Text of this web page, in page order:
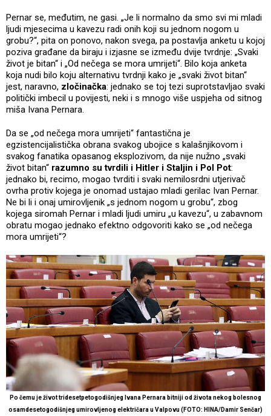
Pernar se, međutim, ne gasi. „Je li normalno da smo svi mi mladi
ljudi mjesecima u kavezu radi onih koji su jednom nogom u
grobu?“, pita on ponovo, nakon svega, pa postavlja anketu u kojoj
poziva građane da biraju i izjasne se između dvije tvrdnje: „Svaki
život je bitan“ i „Od nečega se mora umrijeti“. Bilo koja anketa
koja nudi bilo koju alternativu tvrdnji kako je „svaki život bitan“
jest, naravno, zločinačka: jednako se toj tezi suprotstavljao svaki
politički imbecil u povijesti, neki i s mnogo više uspjeha od sitnog
miša Ivana Pernara.
Da se „od nečega mora umrijeti“ fantastična je
egzistencijalistička obrana svakog ubojice s kalašnjikovom i
svakog fanatika opasanog eksplozivom, da nije nužno „svaki
život bitan“ razumno su tvrdili i Hitler i Staljin i Pol Pot:
jednako bi, recimo, mogao tvrditi i svaki nemilosrdni utjerivač
ovrha protiv kojega je onomad ustajao mladi gerilac Ivan Pernar.
Ne bi li i onaj umirovljenik „s jednom nogom u grobu“, zbog
kojega siromah Pernar i mladi ljudi umiru „u kavezu“, u zabavnom
obratu mogao jednako efektno odgovoriti kako se „od nečega
mora umrijeti“?
Po čemu je život tridesetpetogodišnjeg Ivana Pernara bitniji od života nekog bolesnog
osamdesetogodišnjeg umirovljenog električara u Valpovu (FOTO: HINA/Damir Senčar)